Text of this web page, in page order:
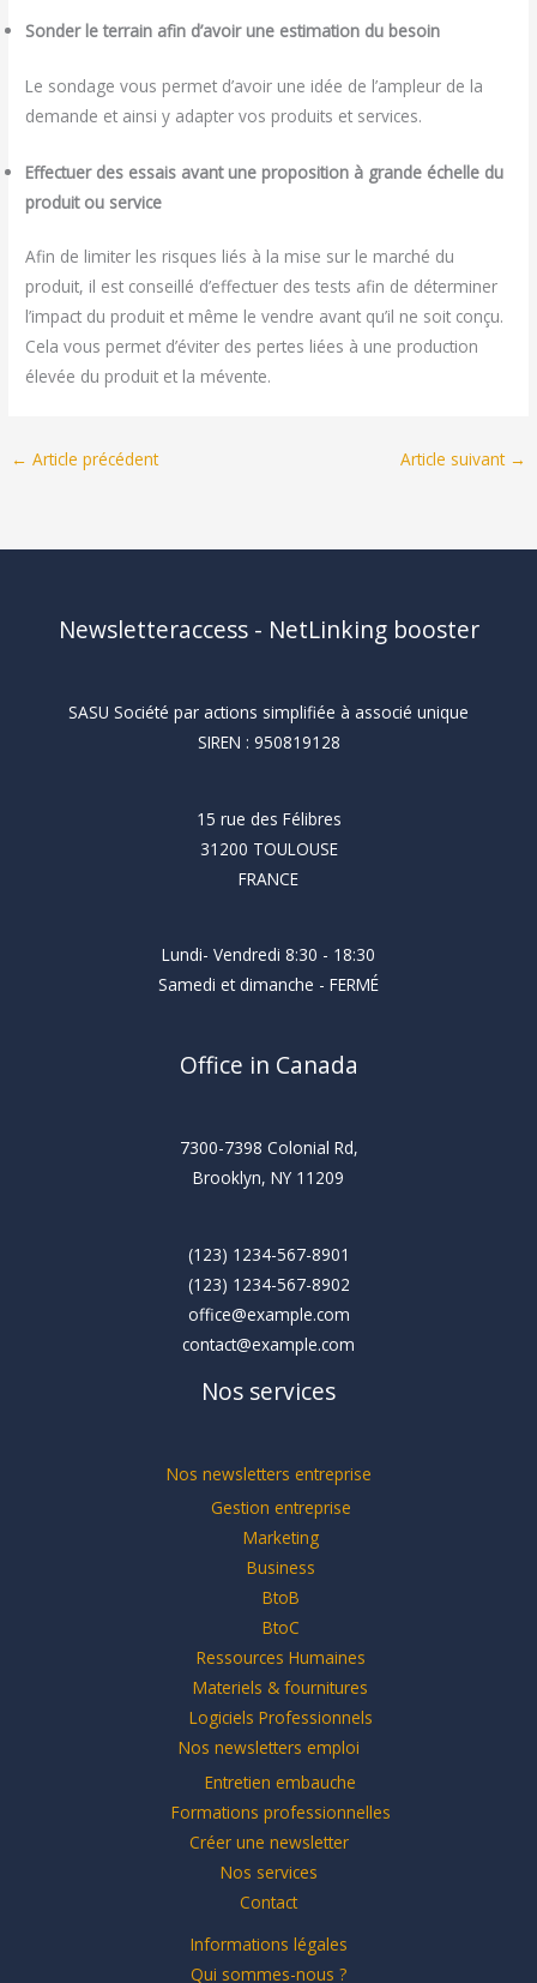
Sonder le terrain afin d’avoir une estimation du besoin
Le sondage vous permet d’avoir une idée de l’ampleur de la
demande et ainsi y adapter vos produits et services.
Effectuer des essais avant une proposition à grande échelle du
produit ou service
Afin de limiter les risques liés à la mise sur le marché du
produit, il est conseillé d’effectuer des tests afin de déterminer
l’impact du produit et même le vendre avant qu’il ne soit conçu.
Cela vous permet d’éviter des pertes liées à une production
élevée du produit et la mévente.
← Article précédent Article suivant →
Newsletteraccess - NetLinking booster
SASU Société par actions simplifiée à associé unique
SIREN : 950819128
15 rue des Félibres
31200 TOULOUSE
FRANCE
Lundi- Vendredi 8:30 - 18:30
Samedi et dimanche - FERMÉ
Office in Canada
7300-7398 Colonial Rd,
Brooklyn, NY 11209
(123) 1234-567-8901
(123) 1234-567-8902
office@example.com
contact@example.com
Nos services
Nos newsletters entreprise
Gestion entreprise
Marketing
Business
BtoB
BtoC
Ressources Humaines
Materiels & fournitures
Logiciels Professionnels
Nos newsletters emploi
Entretien embauche
Formations professionnelles
Créer une newsletter
Nos services
Contact
Informations légales
Qui sommes-nous ?